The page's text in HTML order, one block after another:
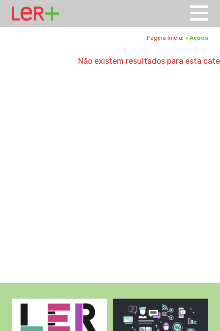
Página Inicial > Ações
Não existem resultados para esta